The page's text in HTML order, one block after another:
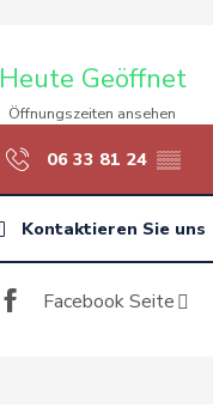
Heute Geöffnet
Öffnungszeiten ansehen
06 33 81 24 ▒▒
Kontaktieren Sie uns
Facebook Seite